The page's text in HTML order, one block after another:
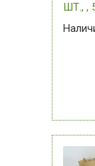
ШТ., ,
В